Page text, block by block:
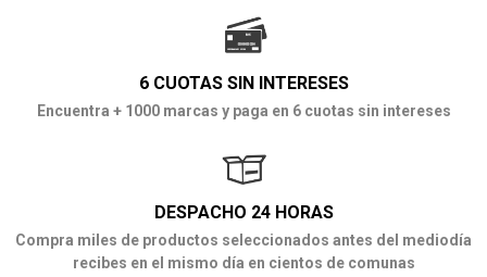
6 CUOTAS SIN INTERESES
Encuentra + 1000 marcas y paga en 6 cuotas sin intereses
DESPACHO 24 HORAS
Compra miles de productos seleccionados antes del mediodía
recibes en el mismo día en cientos de comunas